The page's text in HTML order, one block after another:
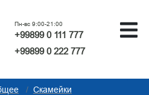
Пн-вс 9:00-21:00
+99899 0 111 777
+99899 0 222 777
Скамейки